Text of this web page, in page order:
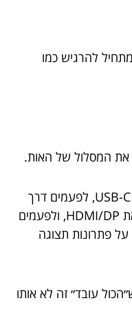
ככל שהרזולוציה עולה, ה-VRAM מתחיל להרגיש כמו
המסלול של האות.
לפעמים המחשב מוציא וידאו דרך USB-C, לפעמים דרך
Thunderbolt, לפעמים דרך יציאת HDMI/DP, ולפעמים
פתרונות תצוגה
עובד״ זה לא אותו